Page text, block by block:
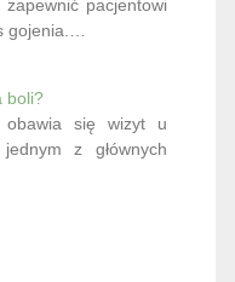
zapewnić pacjentowi
gojenia.…
boli?
obawia się wizyt u
z głównych